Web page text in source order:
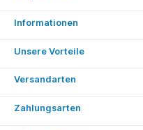
Informationen
Unsere Vorteile
Versandarten
Zahlungsarten